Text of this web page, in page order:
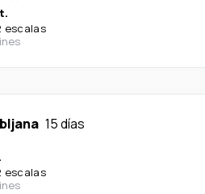
escalas
15 días
escalas